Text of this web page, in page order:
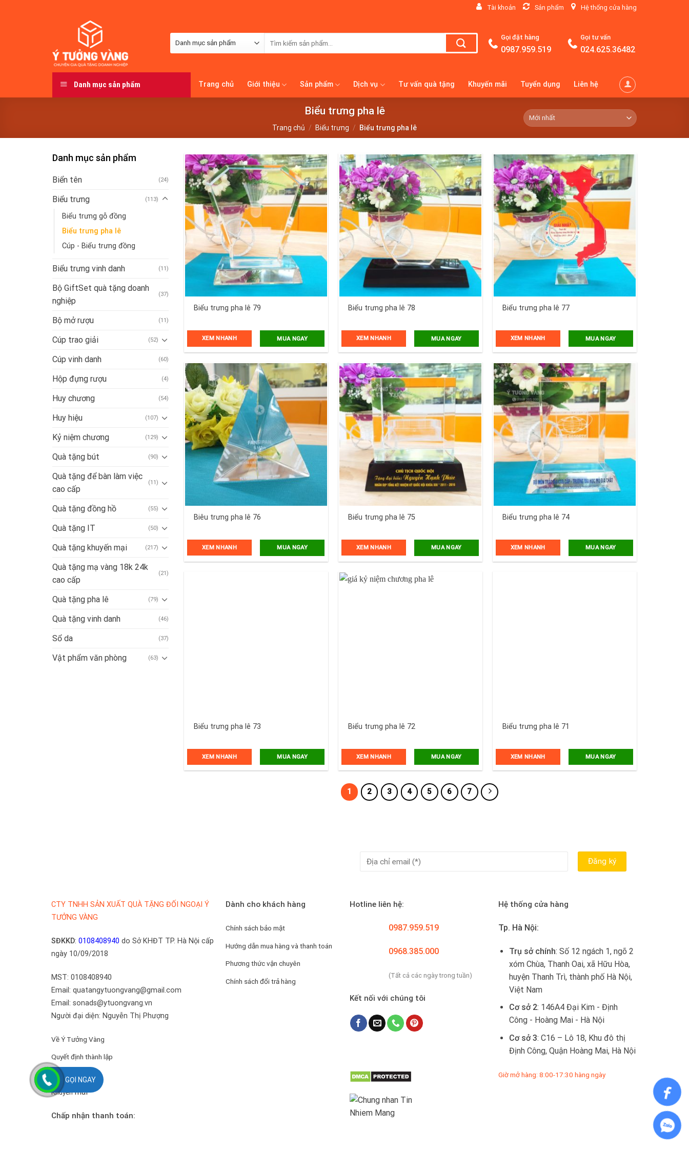
Tài khoản Sản phẩm Hệ thống cửa hàng
Gọi đặt hàng
0987.959.519
Gọi tư vấn
024.625.36482
Danh mục sản phẩm Trang chủ Giới thiệu Sản phẩm Dịch vụ Tư vấn quà tặng Khuyến mãi Tuyển dụng Liên hệ
Biểu trưng pha lê
Trang chủ / Biểu trưng / Biểu trưng pha lê
Danh mục sản phẩm
Biển tên (24)
Biểu trưng (113)
Biểu trưng gỗ đồng
Biểu trưng pha lê
Cúp - Biểu trưng đồng
Biểu trưng vinh danh (11)
Bộ GiftSet quà tặng doanh
nghiệp
(37)
Bộ mở rượu (11)
Cúp trao giải (52)
Cúp vinh danh (60)
Hộp đựng rượu (4)
Huy chương (54)
Huy hiệu (107)
Kỷ niệm chương (129)
Quà tặng bút (90)
Quà tặng để bàn làm việc
cao cấp
(11)
Quà tặng đồng hồ (55)
Quà tặng IT (50)
Quà tặng khuyến mại (217)
Quà tặng mạ vàng 18k 24k
cao cấp
(21)
Quà tặng pha lê (79)
Quà tặng vinh danh (46)
Sổ da (37)
Vật phẩm văn phòng (63)
Biểu trưng pha lê 79
MUA NGAY
XEM NHANH
Biểu trưng pha lê 78
MUA NGAY
XEM NHANH
Biểu trưng pha lê 77
MUA NGAY
XEM NHANH
Biêu trưng pha lê 76
MUA NGAY
XEM NHANH
Biểu trưng pha lê 75
MUA NGAY
XEM NHANH
Biểu trưng pha lê 74
MUA NGAY
XEM NHANH
Biểu trưng pha lê 73
MUA NGAY
XEM NHANH
Biểu trưng pha lê 72
MUA NGAY
XEM NHANH
Biểu trưng pha lê 71
MUA NGAY
XEM NHANH
1 2 3 4 5 6 7
CTY TNHH SẢN XUẤT QUÀ TẶNG ĐỐI NGOẠI Ý
TƯỞNG VÀNG
SĐKKD:0108408940 do Sở KHĐT TP. Hà Nội cấp
ngày 10/09/2018
MST: 0108408940
Email: quatangytuongvang@gmail.com
Email: sonads@ytuongvang.vn
Người đại diện: Nguyễn Thị Phượng
Về Ý Tưởng Vàng
Quyết định thành lập
Về ban lãnh đạo
Khuyếnmãi
Dành cho khách hàng
Chính sách bảo mật
Hướng dẫn mua hàng và thanh toán
Phương thức vận chuyên
Chính sách đổi trả hàng
Chấp nhận thanh toán:
Hotline liên hệ:
0987.959.519
0968.385.000
(Tất cả các ngày trong tuần)
Kết nối với chúng tôi
Hệ thống cửa hàng
Tp. Hà Nội:
Trụ sở chính: Số 12 ngách 1, ngõ 2
xóm Chùa, Thanh Oai, xã Hữu Hòa,
huyện Thanh Trì, thành phố Hà Nội,
Việt Nam
Cơ sở 2: 146A4 Đại Kim - Định
Công - Hoàng Mai - Hà Nội
Cơ sở 3: C16 – Lô 18, Khu đô thị
Định Công, Quận Hoàng Mai, Hà Nội
Giờ mở hàng: 8:00-17:30 hàng ngày
GỌI NGAY